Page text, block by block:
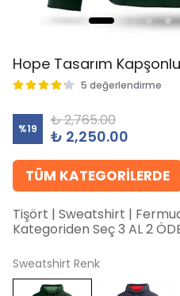
Hope Tasarım
5 değerlendirme
%19 ₺ 2,765.00
₺ 2,250.00
TÜM KATEGORİLERDE
Tişört | Sweatshirt |
Kategoriden Seç 3 AL 2
Sweatshirt Renk